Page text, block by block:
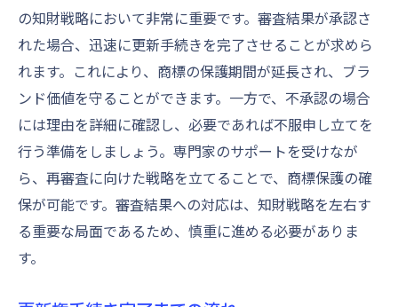
の知財戦略において非常に重要です。審査結果が承認さ
れた場合、迅速に更新手続きを完了させることが求めら
れます。これにより、商標の保護期間が延長され、ブラ
ンド価値を守ることができます。一方で、不承認の場合
には理由を詳細に確認し、必要であれば不服申し立てを
行う準備をしましょう。専門家のサポートを受けなが
ら、再審査に向けた戦略を立てることで、商標保護の確
保が可能です。審査結果への対応は、知財戦略を左右す
る重要な局面であるため、慎重に進める必要がありま
す。